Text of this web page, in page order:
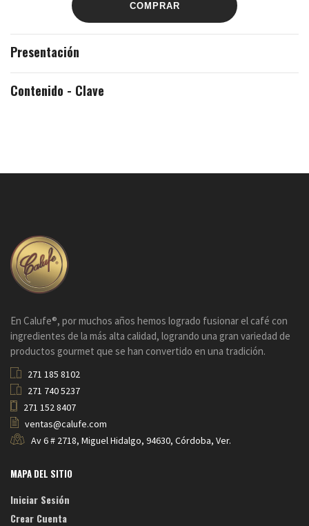
COMPRAR
Presentación
Contenido - Clave
En Calufe®, por muchos años hemos logrado fusionar el café con
ingredientes de la más alta calidad, logrando una gran variedad de
productos gourmet que se han convertido en una tradición.
271 185 8102
271 740 5237
271 152 8407
ventas@calufe.com
Av 6 # 2718, Miguel Hidalgo, 94630, Córdoba, Ver.
MAPA DEL SITIO
Iniciar Sesión
Crear Cuenta